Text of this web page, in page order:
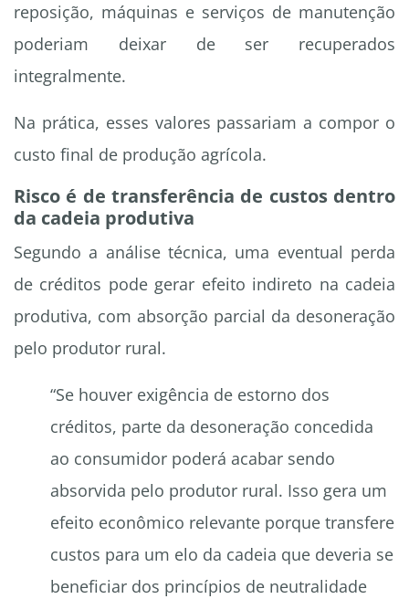
reposição, máquinas e serviços de manutenção
poderiam deixar de ser recuperados
integralmente.
Na prática, esses valores passariam a compor o
custo final de produção agrícola.
Risco é de transferência de custos dentro
da cadeia produtiva
Segundo a análise técnica, uma eventual perda
de créditos pode gerar efeito indireto na cadeia
produtiva, com absorção parcial da desoneração
pelo produtor rural.
“Se houver exigência de estorno dos
créditos, parte da desoneração concedida
ao consumidor poderá acabar sendo
absorvida pelo produtor rural. Isso gera um
efeito econômico relevante porque transfere
custos para um elo da cadeia que deveria se
beneficiar dos princípios de neutralidade